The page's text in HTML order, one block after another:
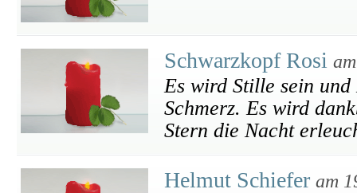
Schwarzkopf Rosi
Es wird Stille sein
Schmerz. Es wird
Stern die Nacht
Helmut Schiefer am